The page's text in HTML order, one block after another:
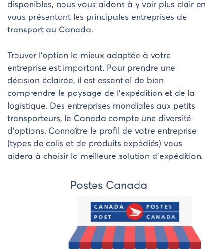
disponibles, nous vous aidons à y voir plus clair en
vous présentant les principales entreprises de
transport au Canada.
Trouver l’option la mieux adaptée à votre
entreprise est important. Pour prendre une
décision éclairée, il est essentiel de bien
comprendre le paysage de l’expédition et de la
logistique. Des entreprises mondiales aux petits
transporteurs, le Canada compte une diversité
d’options. Connaître le profil de votre entreprise
(types de colis et de produits expédiés) vous
aidera à choisir la meilleure solution d’expédition.
Postes Canada